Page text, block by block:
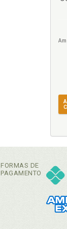
FORMAS DE
PAGAMENTO